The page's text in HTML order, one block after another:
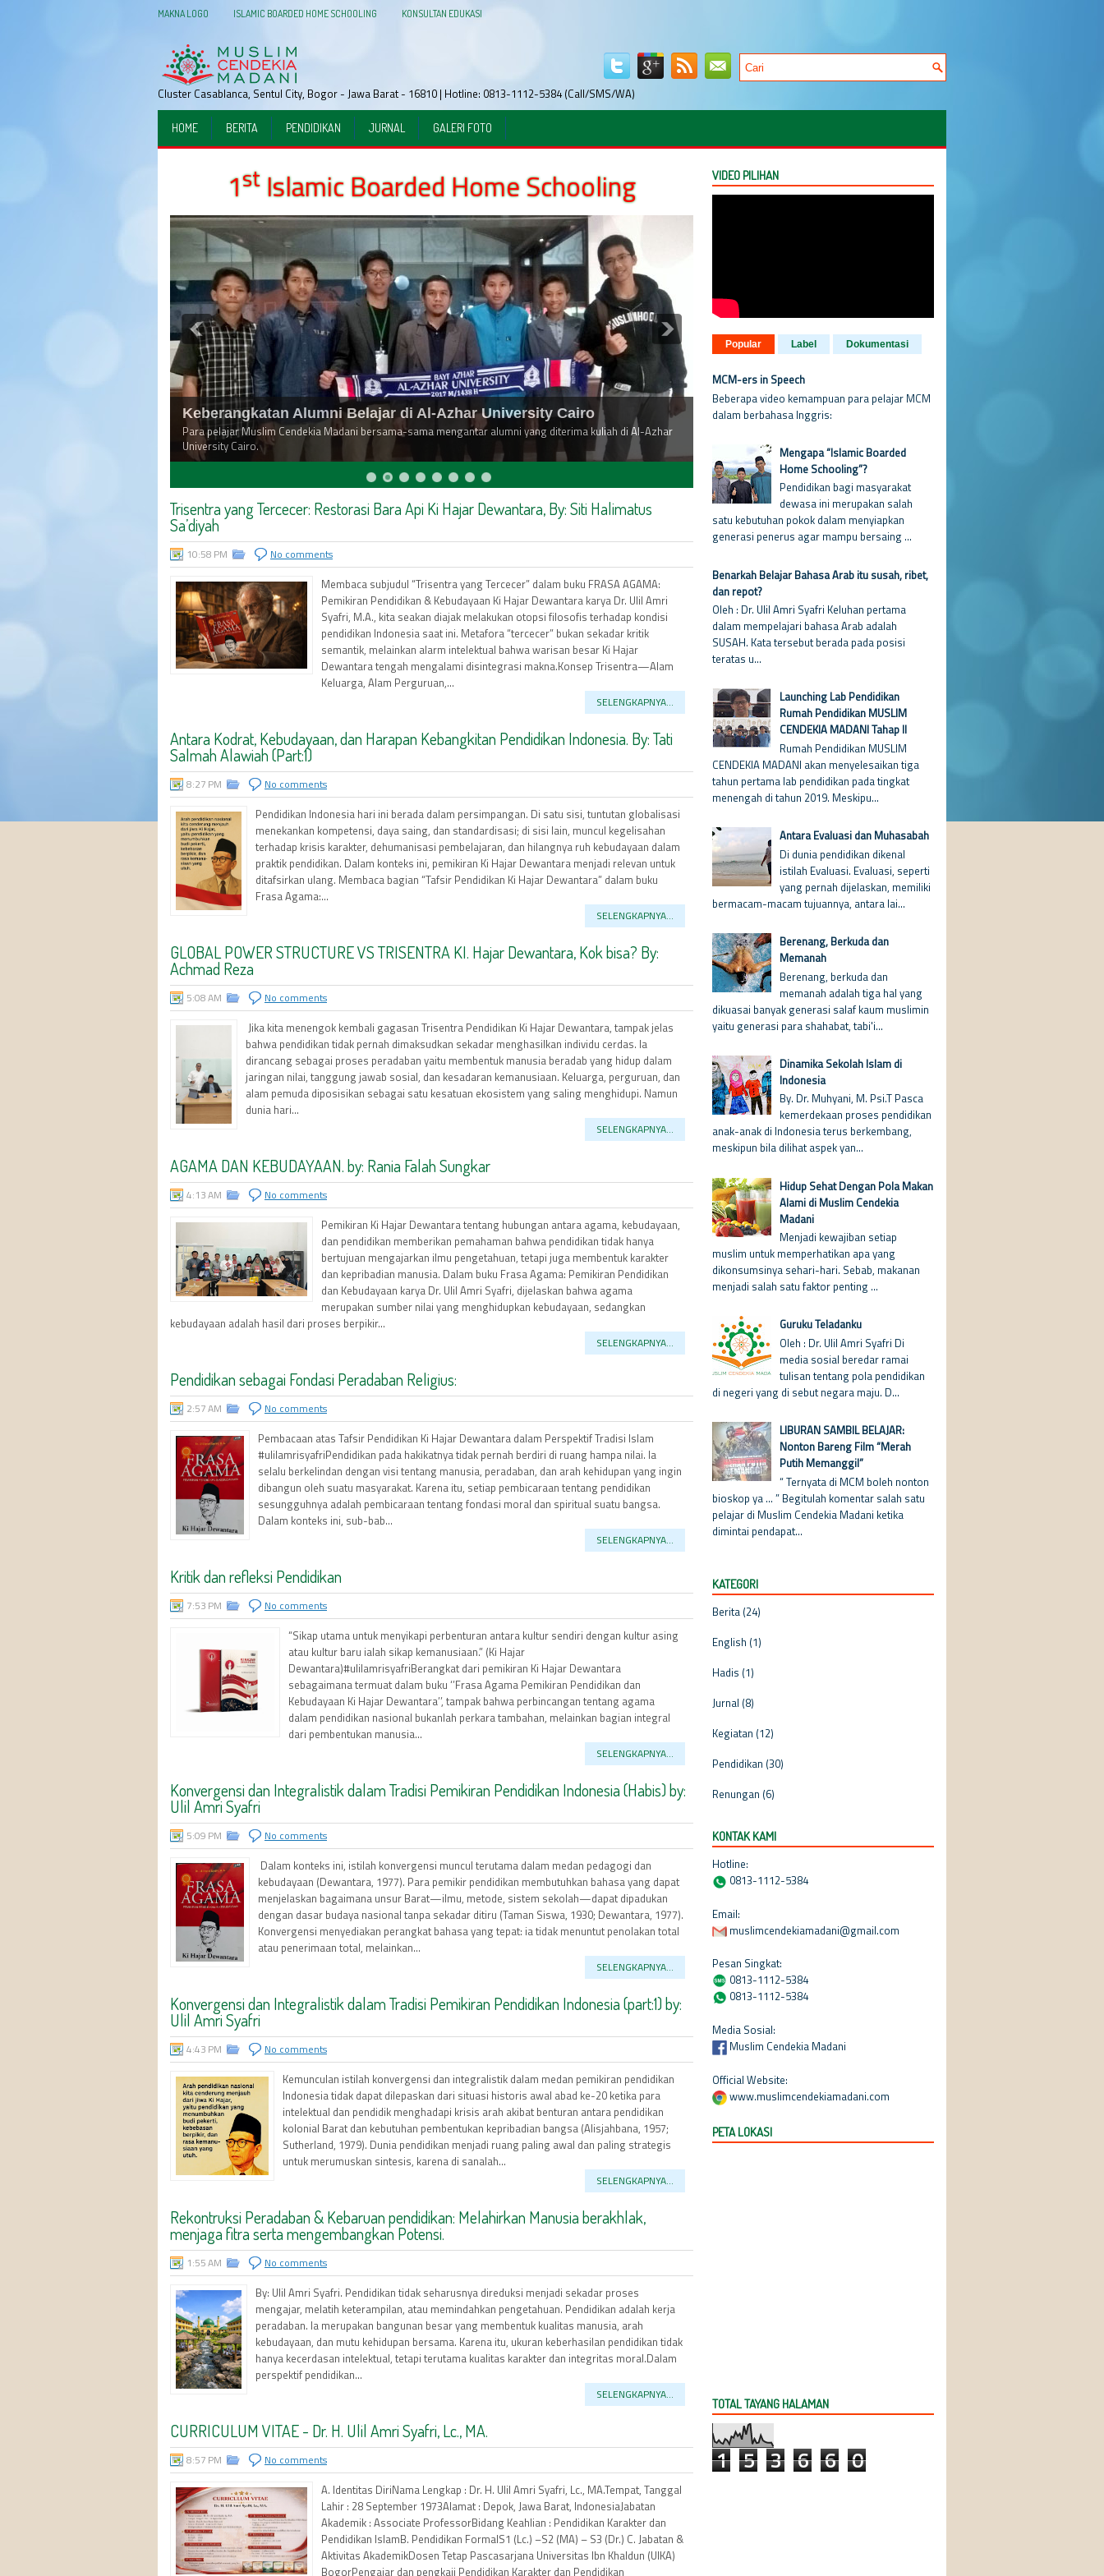
MAKNA LOGO ISLAMIC BOARDED HOME SCHOOLING KONSULTAN EDUKASI
Cluster Casablanca, Sentul City, Bogor - Jawa Barat - 16810 | Hotline: 0813-1112-5384 (Call/SMS/WA)
HOME BERITA PENDIDIKAN JURNAL GALERI FOTO
1stIslamic Boarded Home Schooling
Keberangkatan Alumni Belajar di Al-Azhar University Cairo
Para pelajar Muslim Cendekia Madani bersama-sama mengantar alumni yang diterima kuliah di Al-Azhar
University Cairo.
Trisentra yang Tercecer: Restorasi Bara Api Ki Hajar Dewantara, By: Siti Halimatus
Sa’diyah
10:58 PM No comments
Membaca subjudul “Trisentra yang Tercecer” dalam buku FRASA AGAMA:
Pemikiran Pendidikan & Kebudayaan Ki Hajar Dewantara karya Dr. Ulil Amri
Syafri, M.A., kita seakan diajak melakukan otopsi filosofis terhadap kondisi
pendidikan Indonesia saat ini. Metafora “tercecer” bukan sekadar kritik
semantik, melainkan alarm intelektual bahwa warisan besar Ki Hajar
Dewantara tengah mengalami disintegrasi makna.Konsep Trisentra—Alam
Keluarga, Alam Perguruan,...
SELENGKAPNYA...
Antara Kodrat, Kebudayaan, dan Harapan Kebangkitan Pendidikan Indonesia. By: Tati
Salmah Alawiah (Part:1)
8:27 PM No comments
Pendidikan Indonesia hari ini berada dalam persimpangan. Di satu sisi, tuntutan globalisasi
menekankan kompetensi, daya saing, dan standardisasi; di sisi lain, muncul kegelisahan
terhadap krisis karakter, dehumanisasi pembelajaran, dan hilangnya ruh kebudayaan dalam
praktik pendidikan. Dalam konteks ini, pemikiran Ki Hajar Dewantara menjadi relevan untuk
ditafsirkan ulang. Membaca bagian “Tafsir Pendidikan Ki Hajar Dewantara” dalam buku
Frasa Agama:...
SELENGKAPNYA...
GLOBAL POWER STRUCTURE VS TRISENTRA KI. Hajar Dewantara, Kok bisa? By:
Achmad Reza
5:08 AM No comments
Jika kita menengok kembali gagasan Trisentra Pendidikan Ki Hajar Dewantara, tampak jelas
bahwa pendidikan tidak pernah dimaksudkan sekadar menghasilkan individu cerdas. Ia
dirancang sebagai proses peradaban yaitu membentuk manusia beradab yang hidup dalam
jaringan nilai, tanggung jawab sosial, dan kesadaran kemanusiaan. Keluarga, perguruan, dan
alam pemuda diposisikan sebagai satu kesatuan ekosistem yang saling menghidupi. Namun
dunia hari...
SELENGKAPNYA...
AGAMA DAN KEBUDAYAAN. by: Rania Falah Sungkar
4:13 AM No comments
Pemikiran Ki Hajar Dewantara tentang hubungan antara agama, kebudayaan,
dan pendidikan memberikan pemahaman bahwa pendidikan tidak hanya
bertujuan mengajarkan ilmu pengetahuan, tetapi juga membentuk karakter
dan kepribadian manusia. Dalam buku Frasa Agama: Pemikiran Pendidikan
dan Kebudayaan karya Dr. Ulil Amri Syafri, dijelaskan bahwa agama
merupakan sumber nilai yang menghidupkan kebudayaan, sedangkan
kebudayaan adalah hasil dari proses berpikir...
SELENGKAPNYA...
Pendidikan sebagai Fondasi Peradaban Religius:
2:57 AM No comments
Pembacaan atas Tafsir Pendidikan Ki Hajar Dewantara dalam Perspektif Tradisi Islam
#ulilamrisyafriPendidikan pada hakikatnya tidak pernah berdiri di ruang hampa nilai. Ia
selalu berkelindan dengan visi tentang manusia, peradaban, dan arah kehidupan yang ingin
dibangun oleh suatu masyarakat. Karena itu, setiap pembicaraan tentang pendidikan
sesungguhnya adalah pembicaraan tentang fondasi moral dan spiritual suatu bangsa.
Dalam konteks ini, sub-bab...
SELENGKAPNYA...
Kritik dan refleksi Pendidikan
7:53 PM No comments
“Sikap utama untuk menyikapi perbenturan antara kultur sendiri dengan kultur asing
atau kultur baru ialah sikap kemanusiaan.” (Ki Hajar
Dewantara)#ulilamrisyafriBerangkat dari pemikiran Ki Hajar Dewantara
sebagaimana termuat dalam buku ‘’Frasa Agama Pemikiran Pendidikan dan
Kebudayaan Ki Hajar Dewantara’’, tampak bahwa perbincangan tentang agama
dalam pendidikan nasional bukanlah perkara tambahan, melainkan bagian integral
dari pembentukan manusia...
SELENGKAPNYA...
Konvergensi dan Integralistik dalam Tradisi Pemikiran Pendidikan Indonesia (Habis) by:
Ulil Amri Syafri
5:09 PM No comments
Dalam konteks ini, istilah konvergensi muncul terutama dalam medan pedagogi dan
kebudayaan (Dewantara, 1977). Para pemikir pendidikan membutuhkan bahasa yang dapat
menjelaskan bagaimana unsur Barat—ilmu, metode, sistem sekolah—dapat dipadukan
dengan dasar budaya nasional tanpa sekadar ditiru (Taman Siswa, 1930; Dewantara, 1977).
Konvergensi menyediakan perangkat bahasa yang tepat: ia tidak menuntut penolakan total
atau penerimaan total, melainkan...
SELENGKAPNYA...
Konvergensi dan Integralistik dalam Tradisi Pemikiran Pendidikan Indonesia (part:1) by:
Ulil Amri Syafri
4:43 PM No comments
Kemunculan istilah konvergensi dan integralistik dalam medan pemikiran pendidikan
Indonesia tidak dapat dilepaskan dari situasi historis awal abad ke-20 ketika para
intelektual dan pendidik menghadapi krisis arah akibat benturan antara pendidikan
kolonial Barat dan kebutuhan pembentukan kepribadian bangsa (Alisjahbana, 1957;
Sutherland, 1979). Dunia pendidikan menjadi ruang paling awal dan paling strategis
untuk merumuskan sintesis, karena di sanalah...
SELENGKAPNYA...
Rekontruksi Peradaban & Kebaruan pendidikan: Melahirkan Manusia berakhlak,
menjaga fitra serta mengembangkan Potensi.
1:55 AM No comments
By: Ulil Amri Syafri. Pendidikan tidak seharusnya direduksi menjadi sekadar proses
mengajar, melatih keterampilan, atau memindahkan pengetahuan. Pendidikan adalah kerja
peradaban. Ia merupakan bangunan besar yang membentuk kualitas manusia, arah
kebudayaan, dan mutu kehidupan bersama. Karena itu, ukuran keberhasilan pendidikan tidak
hanya kecerdasan intelektual, tetapi terutama kualitas karakter dan integritas moral.Dalam
perspektif pendidikan...
SELENGKAPNYA...
CURRICULUM VITAE - Dr. H. Ulil Amri Syafri, Lc., MA.
8:57 PM No comments
A. Identitas DiriNama Lengkap : Dr. H. Ulil Amri Syafri, Lc., MA.Tempat, Tanggal
Lahir : 28 September 1973Alamat : Depok, Jawa Barat, IndonesiaJabatan
Akademik : Associate ProfessorBidang Keahlian : Pendidikan Karakter dan
Pendidikan IslamB. Pendidikan FormalS1 (Lc.) –S2 (MA) – S3 (Dr.) C. Jabatan &
Aktivitas AkademikDosen Tetap Pascasarjana Universitas Ibn Khaldun (UIKA)
BogorPengajar dan pengkaji Pendidikan Karakter dan Pendidikan
VIDEO PILIHAN
Popular Label Dokumentasi
MCM-ers in Speech
Beberapa video kemampuan para pelajar MCM
dalam berbahasa Inggris:
Mengapa “Islamic Boarded
Home Schooling”?
Pendidikan bagi masyarakat
dewasa ini merupakan salah
satu kebutuhan pokok dalam menyiapkan
generasi penerus agar mampu bersaing ...
Benarkah Belajar Bahasa Arab itu susah, ribet,
dan repot?
Oleh : Dr. Ulil Amri Syafri Keluhan pertama
dalam mempelajari bahasa Arab adalah
SUSAH. Kata tersebut berada pada posisi
teratas u...
Launching Lab Pendidikan
Rumah Pendidikan MUSLIM
CENDEKIA MADANI Tahap II
Rumah Pendidikan MUSLIM
CENDEKIA MADANI akan menyelesaikan tiga
tahun pertama lab pendidikan pada tingkat
menengah di tahun 2019. Meskipu...
Antara Evaluasi dan Muhasabah
Di dunia pendidikan dikenal
istilah Evaluasi. Evaluasi, seperti
yang pernah dijelaskan, memiliki
bermacam-macam tujuannya, antara lai...
Berenang, Berkuda dan
Memanah
Berenang, berkuda dan
memanah adalah tiga hal yang
dikuasai banyak generasi salaf kaum muslimin
yaitu generasi para shahabat, tabi'i...
Dinamika Sekolah Islam di
Indonesia
By. Dr. Muhyani, M. Psi.T Pasca
kemerdekaan proses pendidikan
anak-anak di Indonesia terus berkembang,
meskipun bila dilihat aspek yan...
Hidup Sehat Dengan Pola Makan
Alami di Muslim Cendekia
Madani
Menjadi kewajiban setiap
muslim untuk memperhatikan apa yang
dikonsumsinya sehari-hari. Sebab, makanan
menjadi salah satu faktor penting ...
Guruku Teladanku
Oleh : Dr. Ulil Amri Syafri Di
media sosial beredar ramai
tulisan tentang pola pendidikan
di negeri yang di sebut negara maju. D...
LIBURAN SAMBIL BELAJAR:
Nonton Bareng Film “Merah
Putih Memanggil”
“ Ternyata di MCM boleh nonton
bioskop ya ... ” Begitulah komentar salah satu
pelajar di Muslim Cendekia Madani ketika
dimintai pendapat...
KATEGORI
Berita (24)
English (1)
Hadis (1)
Jurnal (8)
Kegiatan (12)
Pendidikan (30)
Renungan (6)
KONTAK KAMI
Hotline:
0813-1112-5384
Email:
muslimcendekiamadani@gmail.com
Pesan Singkat:
0813-1112-5384
0813-1112-5384
Media Sosial:
Muslim Cendekia Madani
Official Website:
www.muslimcendekiamadani.com
PETA LOKASI
TOTAL TAYANG HALAMAN
1 5 3 6 6 0